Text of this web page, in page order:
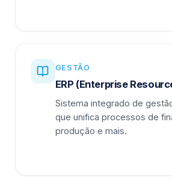
GESTÃO
ERP (Enterprise
Sistema integrado de
que unifica processos de
produção e mais.